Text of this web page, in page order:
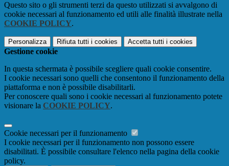
Questo sito o gli strumenti terzi da questo utilizzati si avvalgono di
cookie necessari al funzionamento ed utili alle finalità illustrate nella
COOKIE POLICY.
Personalizza Rifiuta tutti i cookies Accetta tutti i cookies
Gestione cookie
In questa schermata è possibile scegliere quali cookie consentire.
I cookie necessari sono quelli che consentono il funzionamento della
piattaforma e non è possibile disabilitarli.
Per conoscere quali sono i cookie necessari al funzionamento potete
visionare la COOKIE POLICY.
Cookie necessari per il funzionamento
I cookie necessari per il funzionamento non possono essere
disabilitati. È possibile consultare l'elenco nella pagina della cookie
policy.